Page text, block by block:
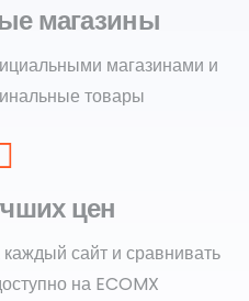
магазины
магазинами и
товары
цен
сайт и сравнивать
на ECOMX